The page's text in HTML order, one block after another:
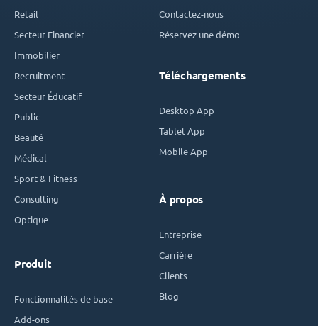
Retail
Secteur Financier
Immobilier
Recruitment
Secteur Éducatif
Public
Beauté
Médical
Sport & Fitness
Consulting
Optique
Produit
Fonctionnalités de base
Add-ons
Contactez-nous
Réservez une démo
Téléchargements
Desktop App
Tablet App
Mobile App
À propos
Entreprise
Carrière
Clients
Blog